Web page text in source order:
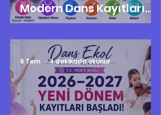
Modern Dans Kayıtları
Başladı
6 Tem 4 dakikada okunur